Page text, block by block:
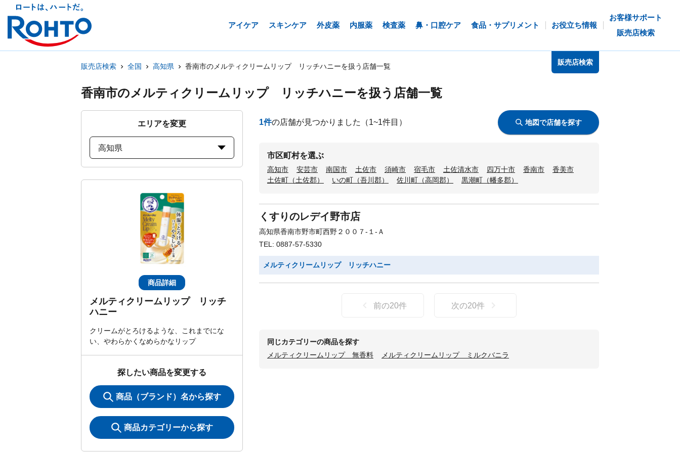
アイケア スキンケア 外皮薬 内服薬 検査薬 鼻・口腔ケア 食品・サプリメント お役立ち情報
お客様サポート
販売店検索
販売店検索 全国 高知県 香南市のメルティクリームリップ リッチハニーを扱う店舗一覧 販売店検索
香南市のメルティクリームリップ リッチハニーを扱う店舗一覧
エリアを変更
高知県
商品詳細
メルティクリームリップ リッチ
ハニー
クリームがとろけるような、これまでにな
い、やわらかくなめらかなリップ
探したい商品を変更する
商品（ブランド）名から探す
商品カテゴリーから探す
1件の店舗が見つかりました （1~1件目） 地図で店舗を探す
市区町村を選ぶ
高知市 安芸市 南国市 土佐市 須崎市 宿毛市 土佐清水市 四万十市 香南市
香美市
土佐町（土佐郡）
いの町（吾川郡） 佐川町（高岡郡） 黒潮町（幡多郡）
くすりのレデイ野市店
高知県香南市野市町西野２００７-１-Ａ
TEL: 0887-57-5330
メルティクリームリップ リッチハニー
前の20件 次の20件
同じカテゴリーの商品を探す
メルティクリームリップ 無香料
メルティクリームリップ ミルクバニラ